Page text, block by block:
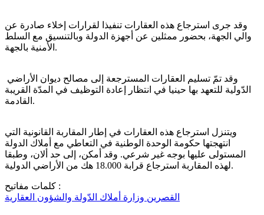
وقد جرى استرجاع هذه العقارات تنفيذا لقرارات إخلاء صادرة عن
والي الجهة، بحضور ممثلين عن أجهزة الدولة وبالتنسيق مع السلط
الأمنية بالجهة.
الدّولية للتعهد بها حينيا في انتظار إعادة التوظيف في المدّة القريبة
القادمة.
ويتنزل استرجاع هذه العقارات في إطار المقاربة القانونية التي
انتهجتها حكومة الوحدة الوطنية في التعاطي مع أملاك الدولة
المستولى عليها بوجه غير شرعي. وقد أمكن، إلى حد ألان، وطبقا
لهذه المقاربة استرجاع قرابة 18.000 هك من الأراضي الدولية.
كلمات مفاتيح :
القصرين وزارة أملاك الدّولة والشؤون العقارية